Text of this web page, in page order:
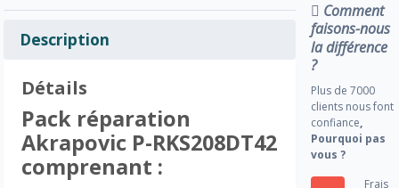
Description
Détails
Pack réparation
Akrapovic P-RKS208DT42
comprenant :
Comment
faisons-nous
la différence
?
Plus de 7000
clients nous font
confiance,
Pourquoi pas
vous ?
Frais